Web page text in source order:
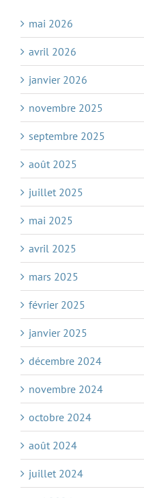
mai 2026
avril 2026
janvier 2026
novembre 2025
septembre 2025
août 2025
juillet 2025
mai 2025
avril 2025
mars 2025
février 2025
janvier 2025
décembre 2024
novembre 2024
octobre 2024
août 2024
juillet 2024